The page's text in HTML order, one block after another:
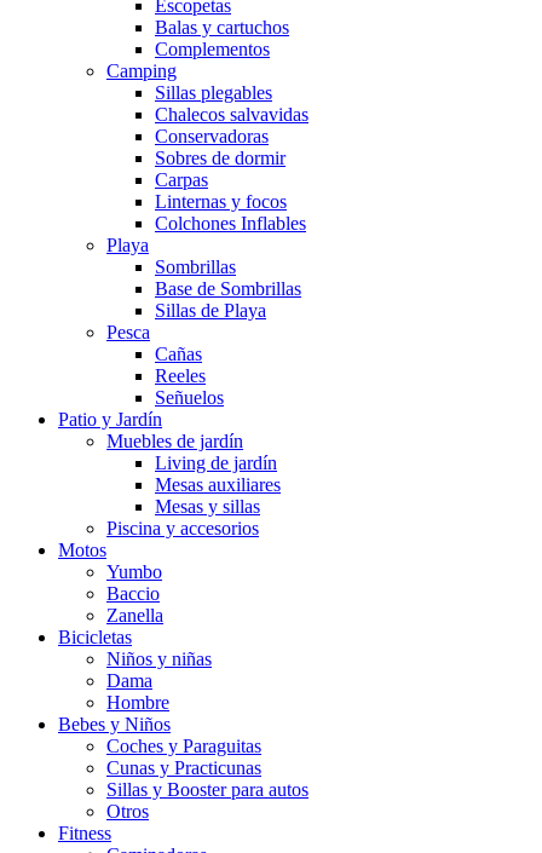
Escopetas
Balas y cartuchos
Complementos
Camping
Sillas plegables
Chalecos salvavidas
Conservadoras
Sobres de dormir
Carpas
Linternas y focos
Colchones Inflables
Playa
Sombrillas
Base de Sombrillas
Sillas de Playa
Pesca
Cañas
Reeles
Señuelos
Patio y Jardín
Muebles de jardín
Living de jardín
Mesas auxiliares
Mesas y sillas
Piscina y accesorios
Motos
Yumbo
Baccio
Zanella
Bicicletas
Niños y niñas
Dama
Hombre
Bebes y Niños
Coches y Paraguitas
Cunas y Practicunas
Sillas y Booster para autos
Otros
Fitness